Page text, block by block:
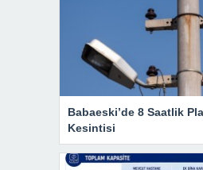
Babaeski’de 8 Saatlik
Kesintisi